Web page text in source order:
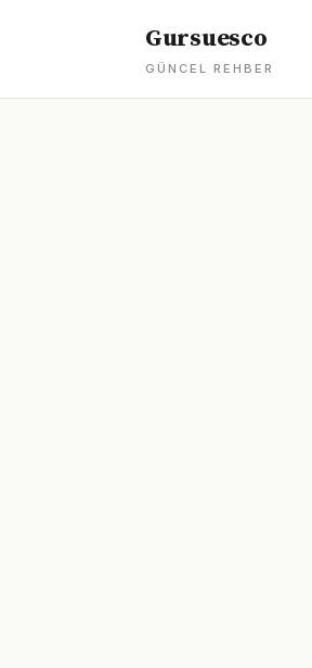
Gursuesco
GÜNCEL REHBER